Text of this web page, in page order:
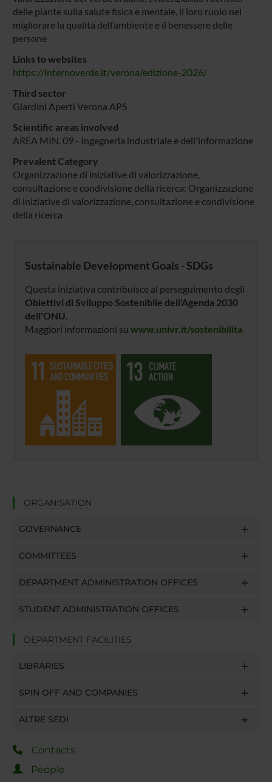
delle piante sulla salute fisica e mentale, il loro ruolo nel
migliorare la qualità dell’ambiente e il benessere delle
persone
Links to websites
https://internoverde.it/verona/edizione-2026/
Third sector
Giardini Aperti Verona APS
Scientific areas involved
AREA MIN. 09 - Ingegneria industriale e dell'informazione
Prevalent Category
Organizzazione di iniziative di valorizzazione,
consultazione e condivisione della ricerca: Organizzazione
di iniziative di valorizzazione, consultazione e condivisione
della ricerca
Sustainable Development Goals - SDGs
Questa iniziativa contribuisce al perseguimento degli
Obiettivi di Sviluppo Sostenibile dell'Agenda 2030
dell'ONU
Maggiori informazioni su www.univr.it/sostenibilita
ORGANISATION
GOVERNANCE
COMMITTEES
DEPARTMENT ADMINISTRATION OFFICES
STUDENT ADMINISTRATION OFFICES
DEPARTMENT FACILITIES
LIBRARIES
SPIN OFF AND COMPANIES
ALTRE SEDI
Contacts
People